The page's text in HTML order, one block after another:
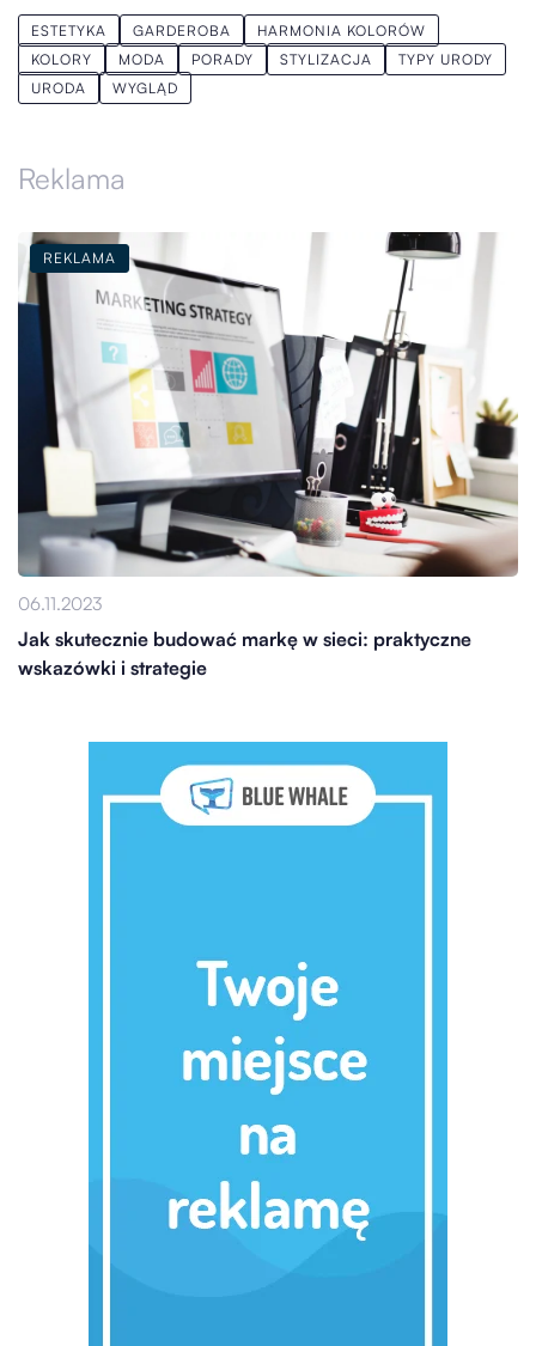
ESTETYKA GARDEROBA
HARMONIA KOLORÓW
KOLORY
MODA PORADY STYLIZACJA
TYPY URODY
URODA
WYGLĄD
Reklama
REKLAMA
06.11.2023
Jak skutecznie budować markę w sieci: praktyczne
wskazówki i strategie